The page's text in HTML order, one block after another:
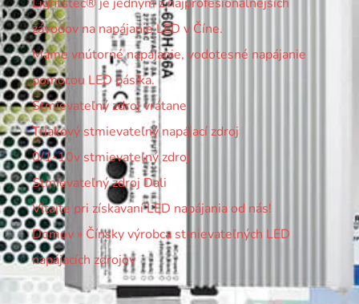
závodov na napájanie LED v Číne.
Máme vnútorné napájanie, vodotesné napájanie
pomocou LED pásika.
Stmievateľný zdroj vrátane
Triakový stmievateľný napájací zdroj
0/1-10v stmievateľný zdroj
Stmievateľný zdroj Dali
Vitajte pri získavaní LED napájania od nás!
Domov » Čínsky výrobca stmievateľných LED
napájacích zdrojov